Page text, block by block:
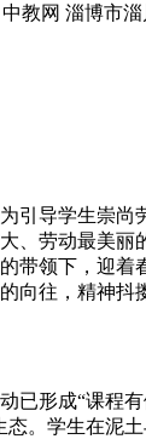
教网 淄博市
引导学生崇尚
、劳动最美丽
带领下，迎着
向往，精神抖
已形成“课程
态。学生在泥